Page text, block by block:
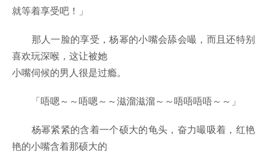
就等着享受吧！」
那人一脸的享受，杨幂的小嘴会舔会嘬，而且还特别
喜欢玩深喉，这让被她
小嘴伺候的男人很是过瘾。
「唔嗯～～唔嗯～～滋溜滋溜～～唔唔唔唔～～」
杨幂紧紧的含着一个硕大的龟头，奋力嘬吸着，红艳
艳的小嘴含着那硕大的